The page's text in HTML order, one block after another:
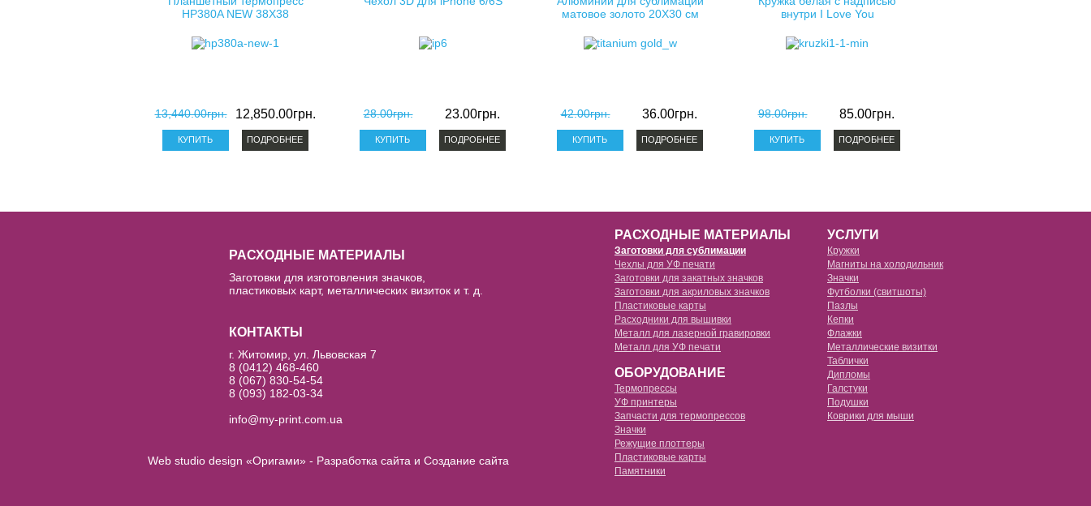
HP380A NEW 38X38
13,440.00грн. 12,850.00грн.
ПОДРОБНЕЕ
28.00грн. 23.00грн.
ПОДРОБНЕЕ
матовое золото 20X30 см
42.00грн. 36.00грн.
ПОДРОБНЕЕ
внутри I Love You
98.00грн. 85.00грн.
ПОДРОБНЕЕ
РАСХОДНЫЕ МАТЕРИАЛЫ
Заготовки для изготовления значков,
пластиковых карт, металлических визиток и т. д.
КОНТАКТЫ
г. Житомир, ул. Львовская 7
8 (0412) 468-460
8 (067) 830-54-54
8 (093) 182-03-34
info@my-print.com.ua
Web studio design «Оригами» - Разработка сайта и Создание сайта
УСЛУГИ
Кружки
Магниты на холодильник
Значки
Футболки (свитшоты)
Пазлы
Кепки
Флажки
Металлические визитки
Таблички
Дипломы
Галстуки
Подушки
Коврики для мыши
РАСХОДНЫЕ МАТЕРИАЛЫ
Заготовки для сублимации
кружки для сублимации
чехлы для 3d сублимации full edge
чехлы для 3d сублимации
чехлы для 2d сублимации силиконовые (tpu) с пластиковой пластиной
чехлы для 2d сублимации силиконовые (tpu) с металлической пластиной
чехлы для 2d сублимации пластиковые (pc)
брелоки для сублимации
Чехлы для УФ печати
чехлы для уф печати силиконовые прозрачные
чехлы для уф печати силиконовые черные
чехлы для уф печати силиконовые розовые
чехлы для уф печати силиконовые белые
Заготовки для закатных значков
заготовки 25мм
заготовки 32мм
заготовки 44мм
заготовки 58мм
заготовки 75мм
Заготовки для акриловых значков
Пластиковые карты
Расходники для вышивки
флизелин водорастворимый
пленка водорастворимая
нитка водорастворимая
Металл для лазерной гравировки
Металл для УФ печати
ОБОРУДОВАНИЕ
Термопрессы
3d термопрессы
многофункциональные термопрессы
УФ принтеры
Запчасти для термопрессов
Значки
станки для значков
Режущие плоттеры
Пластиковые карты
Памятники